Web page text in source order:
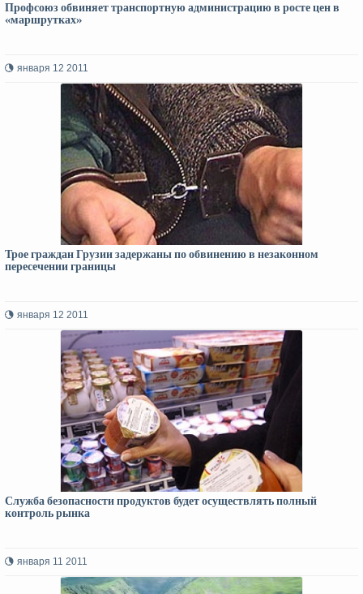
Профсоюз обвиняет транспортную администрацию в росте цен в
«маршрутках»
января 12 2011
Трое граждан Грузии задержаны по обвинению в незаконном
пересечении границы
января 12 2011
Служба безопасности продуктов будет осуществлять полный
контроль рынка
января 11 2011